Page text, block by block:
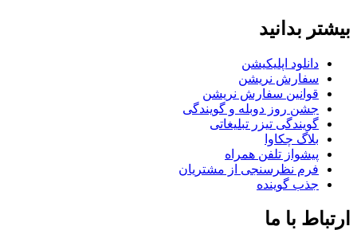
بدانید
دانلود اپلیکیشن
سفارش نریشن
قوانین سفارش نریشن
جشن روز دوبله و گویندگی
گویندگی تیزر تبلیغاتی
بلاگ چکاوا
پیشواز تلفن همراه
فرم نظرسنجی از مشتریان
جذب گوینده
با ما